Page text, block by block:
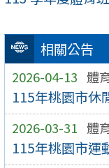
相關公告
2026-04-13 體
115年桃園市休
2026-03-31 體
115年桃園市運